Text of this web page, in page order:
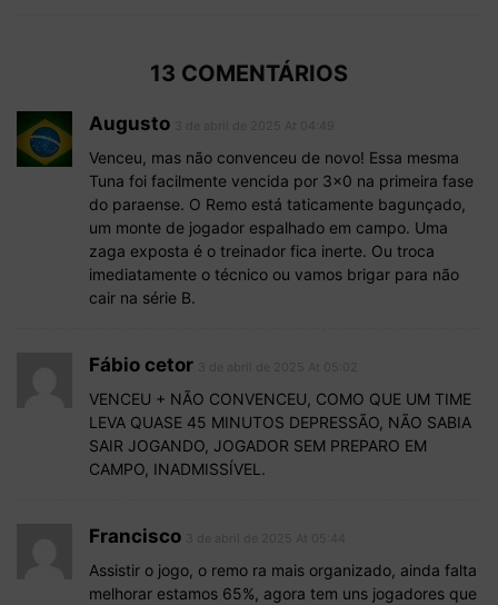
13 COMENTÁRIOS
Augusto
Venceu, mas não convenceu de novo! Essa mesma
Tuna foi facilmente vencida por 3×0 na primeira fase
do paraense. O Remo está taticamente bagunçado,
um monte de jogador espalhado em campo. Uma
zaga exposta é o treinador fica inerte. Ou troca
imediatamente o técnico ou vamos brigar para não
cair na série B.
Fábio cetor
VENCEU + NÃO CONVENCEU, COMO QUE UM TIME
LEVA QUASE 45 MINUTOS DEPRESSÃO, NÃO SABIA
SAIR JOGANDO, JOGADOR SEM PREPARO EM
CAMPO, INADMISSÍVEL.
Francisco
Assistir o jogo, o remo ra mais organizado, ainda falta
melhorar estamos 65%, agora tem uns jogadores que